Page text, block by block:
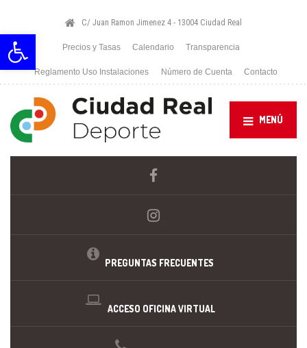
Abrir barra de herramientas
C/ Juan Ramon Jimenez 4 - 13004 Ciudad Real
Precios y Tasas Calendario Transparencia
Reglamento Uso Instalaciones Número de Cuenta Contacto
MENÚ
PREGUNTAS FRECUENTES
ACCESO OFICINA VIRTUAL